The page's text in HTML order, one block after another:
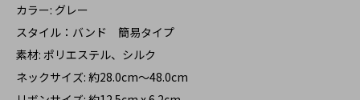
カラー: グレー
スタイル：バンド 簡易タイプ
素材: ポリエステル、シルク
ネックサイズ: 約28.0cm～48.0cm